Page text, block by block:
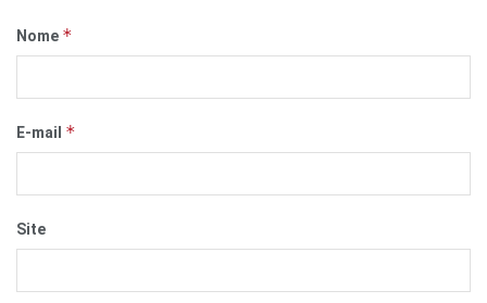
Nome *
E-mail *
Site